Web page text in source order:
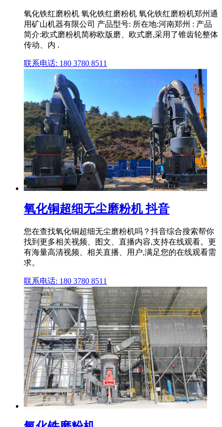
氧化铁红磨粉机 氧化铁红磨粉机 氧化铁红磨粉机郑州通
用矿山机器有限公司 产品型号: 所在地:河南郑州 : 产品
简介:欧式磨粉机简称欧版磨、欧式磨,采用了锥齿轮整体
传动、内 .
联系电话: 180 3780 8511
氧化铜超细无尘磨粉机 抖音
您在查找氧化铜超细无尘磨粉机吗？抖音综合搜索帮你
找到更多相关视频、图文、直播内容,支持在线观看。更
有海量高清视频、相关直播、用户,满足您的在线观看需
求。
联系电话: 180 3780 8511